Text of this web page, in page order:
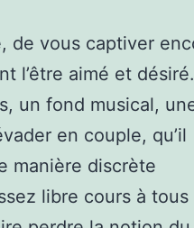
de vous captiver
l’être aimé et désiré.
un fond musical,
en couple, qu’il
manière discrète
libre cours à tous